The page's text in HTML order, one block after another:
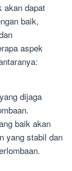
akan dapat
baik,
aspek
dijaga
baik akan
yang stabil dan